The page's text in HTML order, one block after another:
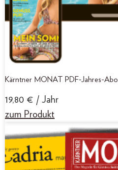
Kärntner MONAT PDF-Jahres-Abo
19,80 € / Jahr
zum Produkt